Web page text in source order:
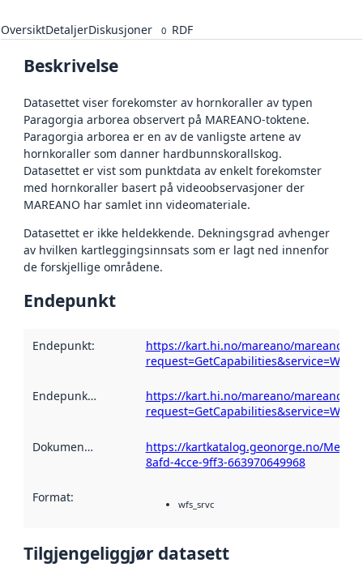
OversiktDetaljerDiskusjoner 0 RDF
Beskrivelse
Datasettet viser forekomster av hornkoraller av typen
Paragorgia arborea observert på MAREANO-toktene.
Paragorgia arborea er en av de vanligste artene av
hornkoraller som danner hardbunnskorallskog.
Datasettet er vist som punktdata av enkelt forekomster
med hornkoraller basert på videoobservasjoner der
MAREANO har samlet inn videomateriale.
Datasettet er ikke heldekkende. Dekningsgrad avhenger
av hvilken kartleggingsinnsats som er lagt ned innenfor
de forskjellige områdene.
Endepunkt
Endepunkt:
https://kart.hi.no/mareano/
request=GetCapabilities&service=WFS
Endepunktbeskrivelse :
https://kart.hi.no/mareano/
request=GetCapabilities&service=WFS
Dokumentasjon
https://kartkatalog.geonorge.no/
8afd-4cce-9ff3-663970649968
Format: wfs_srvc
Tilgjengeliggjør datasett